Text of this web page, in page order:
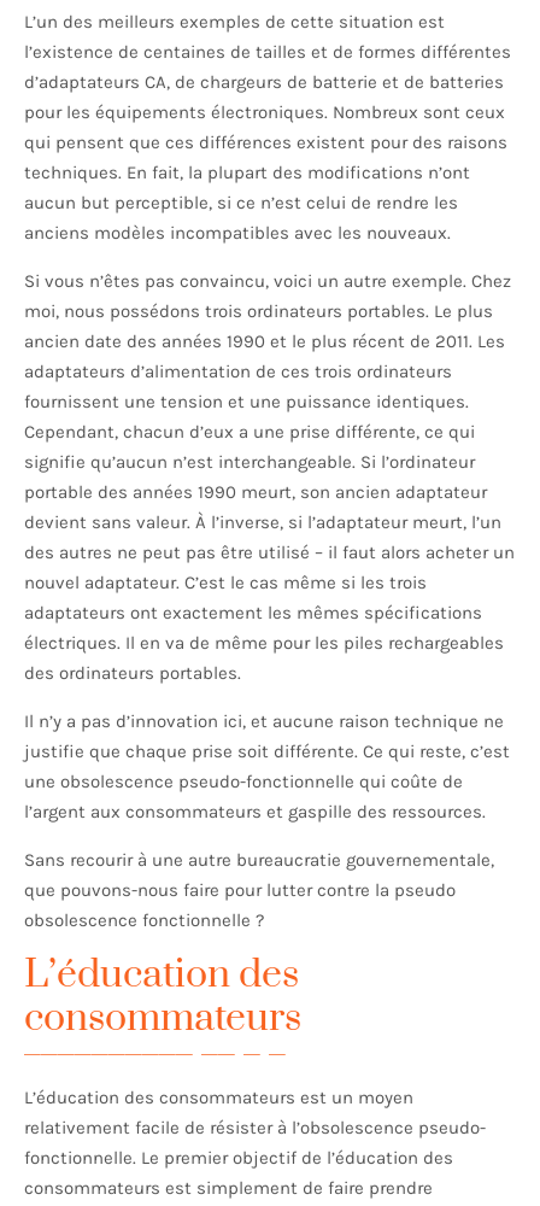
L’un des meilleurs exemples de cette situation est
l’existence de centaines de tailles et de formes différentes
d’adaptateurs CA, de chargeurs de batterie et de batteries
pour les équipements électroniques. Nombreux sont ceux
qui pensent que ces différences existent pour des raisons
techniques. En fait, la plupart des modifications n’ont
aucun but perceptible, si ce n’est celui de rendre les
anciens modèles incompatibles avec les nouveaux.
Si vous n’êtes pas convaincu, voici un autre exemple. Chez
moi, nous possédons trois ordinateurs portables. Le plus
ancien date des années 1990 et le plus récent de 2011. Les
adaptateurs d’alimentation de ces trois ordinateurs
fournissent une tension et une puissance identiques.
Cependant, chacun d’eux a une prise différente, ce qui
signifie qu’aucun n’est interchangeable. Si l’ordinateur
portable des années 1990 meurt, son ancien adaptateur
devient sans valeur. À l’inverse, si l’adaptateur meurt, l’un
des autres ne peut pas être utilisé – il faut alors acheter un
nouvel adaptateur. C’est le cas même si les trois
adaptateurs ont exactement les mêmes spécifications
électriques. Il en va de même pour les piles rechargeables
des ordinateurs portables.
Il n’y a pas d’innovation ici, et aucune raison technique ne
justifie que chaque prise soit différente. Ce qui reste, c’est
une obsolescence pseudo-fonctionnelle qui coûte de
l’argent aux consommateurs et gaspille des ressources.
Sans recourir à une autre bureaucratie gouvernementale,
que pouvons-nous faire pour lutter contre la pseudo
obsolescence fonctionnelle ?
L’éducation des
consommateurs
L’éducation des consommateurs est un moyen
relativement facile de résister à l’obsolescence pseudo-
fonctionnelle. Le premier objectif de l’éducation des
consommateurs est simplement de faire prendre